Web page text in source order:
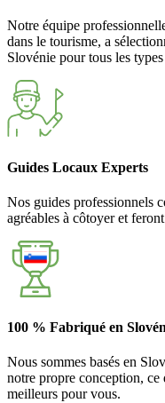
Notre équipe
dans le tourisme, a
Slovénie pour tous les
Guides Locaux Experts
Nos guides professionnels
agréables à côtoyer et
100 % Fabriqué en
Nous sommes basés en
notre propre conception,
meilleurs pour vous.